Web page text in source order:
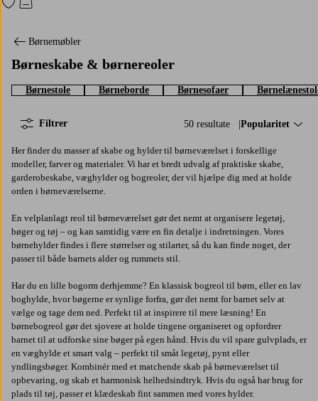
Gå til favoritmarkerede produkter
Gå til indkøbskurven
Børnemøbler
Børneskabe & børnereoler
Børnestole Børneborde Børnesofaer
50 resultate Sorter efter:
Popularitet
Filtrer
Her finder du masser af skabe og hylder til børneværelset i forskellige
modeller, farver og materialer. Vi har et bredt udvalg af praktiske skabe,
garderobeskabe, væghylder og bogreoler, der vil hjælpe dig med at holde
orden i børneværelserne.
En velplanlagt reol til børneværelset gør det nemt at organisere legetøj,
bøger og tøj – og kan samtidig være en fin detalje i indretningen. Vores
børnehylder findes i flere størrelser og stilarter, så du kan finde noget, der
passer til både barnets alder og rummets stil.
Har du en lille bogorm derhjemme? En klassisk bogreol til børn, eller en lav
boghylde, hvor bøgerne er synlige forfra, gør det nemt for barnet selv at
vælge og tage dem ned. Perfekt til at inspirere til mere læsning! En
børnebogreol gør det sjovere at holde tingene organiseret og opfordrer
barnet til at udforske sine bøger på egen hånd. Hvis du vil spare gulvplads, er
en væghylde et smart valg – perfekt til småt legetøj, pynt eller
yndlingsbøger. Kombinér med et matchende skab på børneværelset til
opbevaring, og skab et harmonisk helhedsindtryk. Hvis du også har brug for
plads til tøj, passer et klædeskab fint sammen med vores hylder.